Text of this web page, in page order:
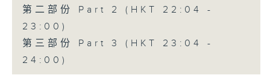
第二部份 Part 2 (HKT 22:04 -
23:00)
第三部份 Part 3 (HKT 23:04 -
24:00)